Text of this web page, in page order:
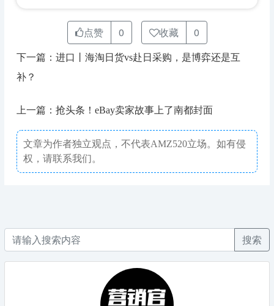
点赞 0 收藏 0
下一篇：进口丨海淘日货vs赴日采购，是博弈还是互
补？
上一篇：抢头条！eBay卖家故事上了南都封面
文章为作者独立观点，不代表AMZ520立场。如有侵
权，请联系我们。
搜索